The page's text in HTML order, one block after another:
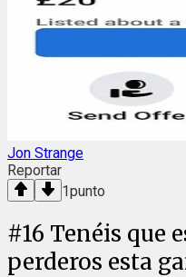
Jon Strange
Reportar
1punto
#16 Tenéis que
perderos esta